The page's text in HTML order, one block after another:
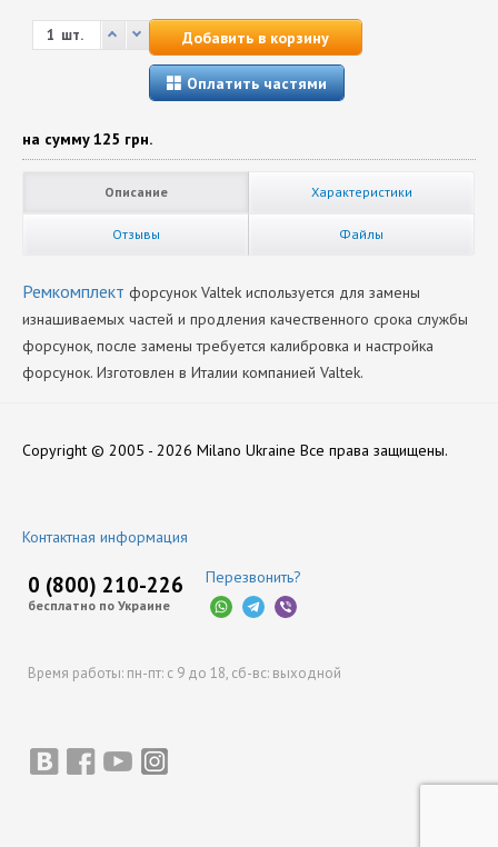
шт. Добавить в корзину
Оплатить частями
на сумму125 грн.
Описание Характеристики
Отзывы Файлы
Ремкомплект форсунок Valtek используется для замены
изнашиваемых частей и продления качественного срока службы
форсунок, после замены требуется калибровка и настройка
форсунок. Изготовлен в Италии компанией Valtek.
Copyright © 2005 - 2026 Milano Ukraine Все права защищены.
Контактная информация
0 (800) 210-226
бесплатно по Украине
Перезвонить?
Время работы: пн-пт: с 9 до 18, сб-вс: выходной